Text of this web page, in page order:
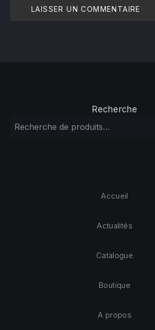
Recherche
Accueil
Actualités
Catalogue
Boutique
A propos